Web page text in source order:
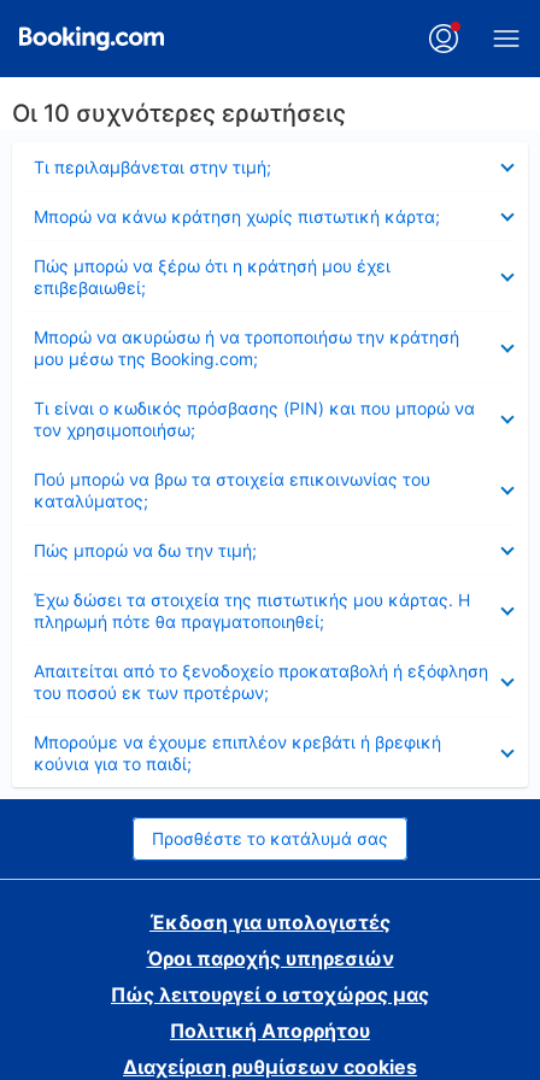
Οι 10 συχνότερες ερωτήσεις
Τι περιλαμβάνεται στην τιμή;
Μπορώ να κάνω κράτηση χωρίς πιστωτική κάρτα;
Πώς μπορώ να ξέρω ότι η κράτησή μου έχει
επιβεβαιωθεί;
Μπορώ να ακυρώσω ή να τροποποιήσω την κράτησή
μου μέσω της Booking.com;
Τι είναι ο κωδικός πρόσβασης (PIN) και που μπορώ να
τον χρησιμοποιήσω;
Πού μπορώ να βρω τα στοιχεία επικοινωνίας του
καταλύματος;
Πώς μπορώ να δω την τιμή;
Έχω δώσει τα στοιχεία της πιστωτικής μου κάρτας. Η
πληρωμή πότε θα πραγματοποιηθεί;
Απαιτείται από το ξενοδοχείο προκαταβολή ή εξόφληση
του ποσού εκ των προτέρων;
Μπορούμε να έχουμε επιπλέον κρεβάτι ή βρεφική
κούνια για το παιδί;
Προσθέστε το κατάλυμά σας
Έκδοση για υπολογιστές
Όροι παροχής υπηρεσιών
Πώς λειτουργεί ο ιστοχώρος μας
Πολιτική Απορρήτου
Διαχείριση ρυθμίσεων cookies